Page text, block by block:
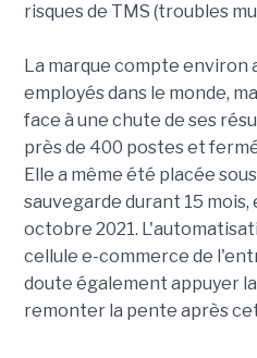
risques de TMS (troubles
La marque compte environ
employés dans le monde,
face à une chute de ses
près de 400 postes et
Elle a même été placée
sauvegarde durant 15
octobre 2021.
cellule e-commerce de
doute également appuyer
remonter la pente après